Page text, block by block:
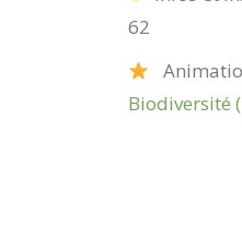
62
Biodiversité